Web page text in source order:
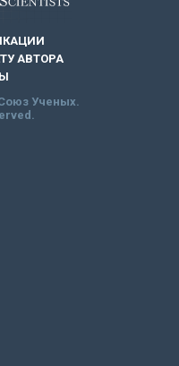
АВТОРА
Ученых.